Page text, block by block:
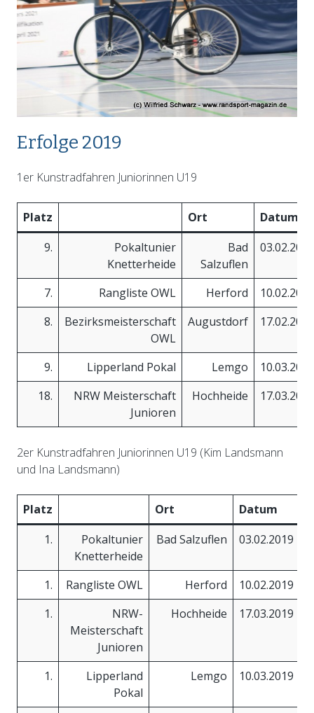
Erfolge 2019
1er Kunstradfahren Juniorinnen U19
Platz Ort
Datum
9.
Pokaltunier
Knetterheide
Bad
Salzuflen
03.02.2019
7. Rangliste OWL Herford
10.02.2019
8.
Bezirksmeisterschaft
OWL
Augustdorf 17.02.2019
9. Lipperland Pokal Lemgo
10.03.2019
18.
NRW Meisterschaft
Junioren
Hochheide 17.03.2019
2er Kunstradfahren Juniorinnen U19 (Kim Landsmann
und Ina Landsmann)
Platz Ort Datum
1.
Pokaltunier
Knetterheide
Bad Salzuflen 03.02.2019
1. Rangliste OWL Herford
10.02.2019
1.
NRW-
Meisterschaft
Junioren
Hochheide 17.03.2019
1.
Lipperland
Pokal
Lemgo 10.03.2019